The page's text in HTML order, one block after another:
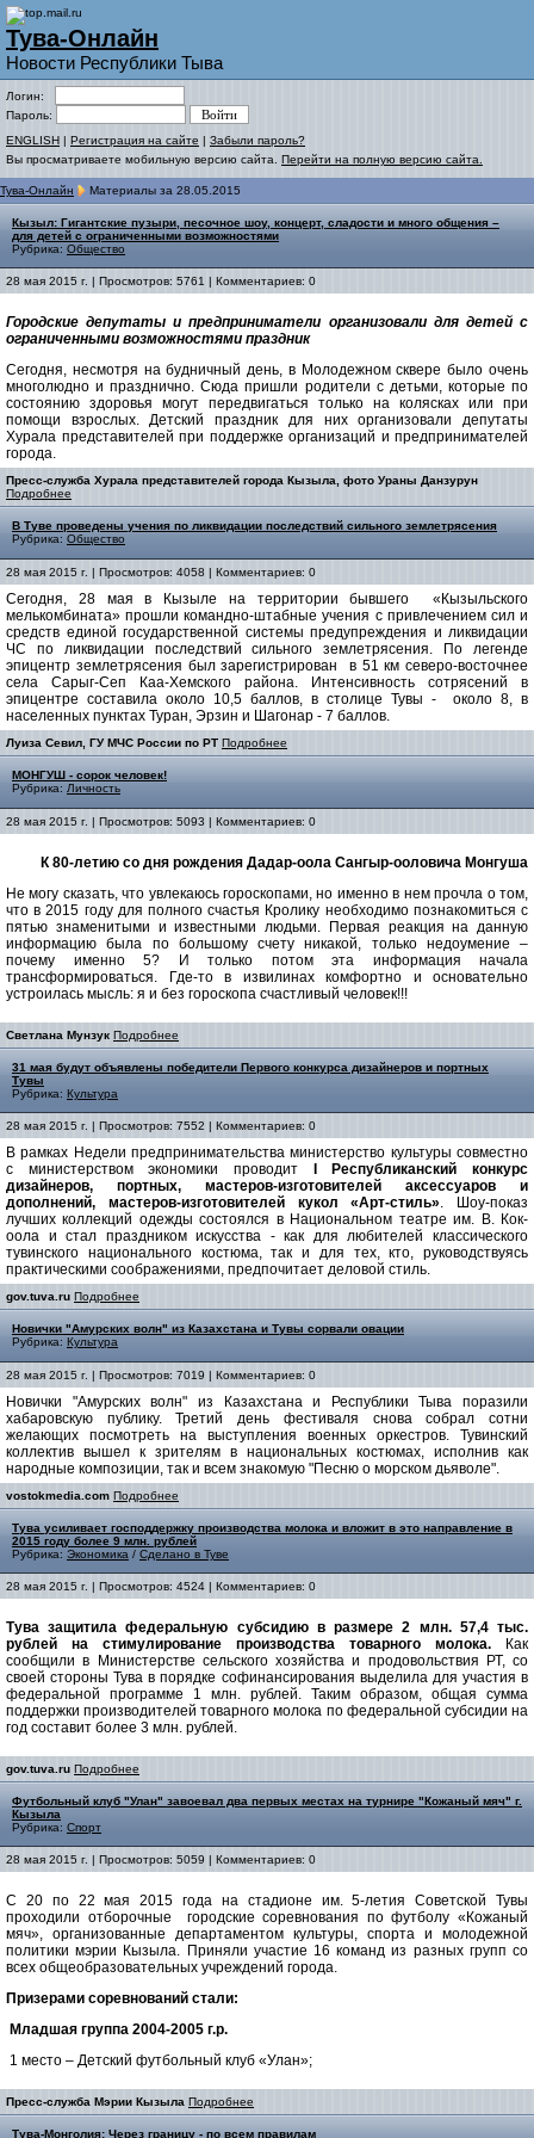
Тува-Онлайн
Новости Республики Тыва
Логин:
Пароль:
ENGLISH | Регистрация на сайте | Забыли пароль?
Вы просматриваете мобильную версию сайта. Перейти на полную версию сайта.
Тува-Онлайн Материалы за 28.05.2015
Кызыл: Гигантские пузыри, песочное шоу, концерт, сладости и много общения –
для детей с ограниченными возможностями
Рубрика: Общество
28 мая 2015 г. | Просмотров: 5761 | Комментариев: 0
Городские депутаты и предприниматели организовали для детей с
ограниченными возможностями праздник
Сегодня, несмотря на будничный день, в Молодежном сквере было очень
многолюдно и празднично. Сюда пришли родители с детьми, которые по
состоянию здоровья могут передвигаться только на колясках или при
помощи взрослых. Детский праздник для них организовали депутаты
Хурала представителей при поддержке организаций и предпринимателей
города.
Пресс-служба Хурала представителей города Кызыла, фото Ураны Данзурун
Подробнее
В Туве проведены учения по ликвидации последствий сильного землетрясения
Рубрика: Общество
28 мая 2015 г. | Просмотров: 4058 | Комментариев: 0
Сегодня, 28 мая в Кызыле на территории бывшего «Кызыльского
мелькомбината» прошли командно-штабные учения с привлечением сил и
средств единой государственной системы предупреждения и ликвидации
ЧС по ликвидации последствий сильного землетрясения. По легенде
эпицентр землетрясения был зарегистрирован в 51 км северо-восточнее
села Сарыг-Сеп Каа-Хемского района. Интенсивность сотрясений в
эпицентре составила около 10,5 баллов, в столице Тувы - около 8, в
населенных пунктах Туран, Эрзин и Шагонар - 7 баллов.
Луиза Севил, ГУ МЧС России по РТ Подробнее
МОНГУШ - сорок человек!
Рубрика: Личность
28 мая 2015 г. | Просмотров: 5093 | Комментариев: 0
К 80-летию со дня рождения Дадар-оола Сангыр-ооловича Монгуша
Не могу сказать, что увлекаюсь гороскопами, но именно в нем прочла о том,
что в 2015 году для полного счастья Кролику необходимо познакомиться с
пятью знаменитыми и известными людьми. Первая реакция на данную
информацию была по большому счету никакой, только недоумение –
почему именно 5? И только потом эта информация начала
трансформироваться. Где-то в извилинах комфортно и основательно
устроилась мысль: я и без гороскопа счастливый человек!!!
Светлана Мунзук Подробнее
31 мая будут объявлены победители Первого конкурса дизайнеров и портных
Тувы
Рубрика: Культура
28 мая 2015 г. | Просмотров: 7552 | Комментариев: 0
В рамках Недели предпринимательства министерство культуры совместно
с министерством экономики проводит
I Республиканский конкурс
дизайнеров, портных, мастеров-изготовителей аксессуаров и
дополнений, мастеров-изготовителей кукол «Арт-стиль». Шоу-показ
лучших коллекций одежды состоялся в Национальном театре им. В. Кок-
оола и стал праздником искусства - как для любителей классического
тувинского национального костюма, так и для тех, кто, руководствуясь
практическими соображениями, предпочитает деловой стиль.
gov.tuva.ru Подробнее
Новички "Амурских волн" из Казахстана и Тувы сорвали овации
Рубрика: Культура
28 мая 2015 г. | Просмотров: 7019 | Комментариев: 0
Новички "Амурских волн" из Казахстана и Республики Тыва поразили
хабаровскую публику. Третий день фестиваля снова собрал сотни
желающих посмотреть на выступления военных оркестров. Тувинский
коллектив вышел к зрителям в национальных костюмах, исполнив как
народные композиции, так и всем знакомую "Песню о морском дьяволе".
vostokmedia.com Подробнее
Тува усиливает господдержку производства молока и вложит в это направление в
2015 году более 9 млн. рублей
Рубрика: Экономика / Сделано в Туве
28 мая 2015 г. | Просмотров: 4524 | Комментариев: 0
Тува защитила федеральную субсидию в размере 2 млн. 57,4 тыс.
рублей на стимулирование производства товарного молока. Как
сообщили в Министерстве сельского хозяйства и продовольствия РТ, со
своей стороны Тува в порядке софинансирования выделила для участия в
федеральной программе 1 млн. рублей. Таким образом, общая сумма
поддержки производителей товарного молока по федеральной субсидии на
год составит более 3 млн. рублей.
gov.tuva.ru Подробнее
Футбольный клуб "Улан" завоевал два первых местах на турнире "Кожаный мяч" г.
Кызыла
Рубрика: Спорт
28 мая 2015 г. | Просмотров: 5059 | Комментариев: 0
С 20 по 22 мая 2015 года на стадионе им. 5-летия Советской Тувы
проходили отборочные городские соревнования по футболу «Кожаный
мяч», организованные департаментом культуры, спорта и молодежной
политики мэрии Кызыла. Приняли участие 16 команд из разных групп со
всех общеобразовательных учреждений города.
Призерами соревнований стали:
Младшая группа 2004-2005 г.р.
1 место – Детский футбольный клуб «Улан»;
Пресс-служба Мэрии Кызыла Подробнее
Тува-Монголия: Через границу - по всем правилам